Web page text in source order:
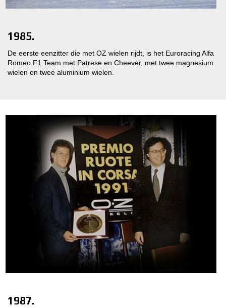
1985.
De eerste eenzitter die met OZ wielen rijdt, is het Euroracing Alfa
Romeo F1 Team met Patrese en Cheever, met twee magnesium
wielen en twee aluminium wielen.
1987.